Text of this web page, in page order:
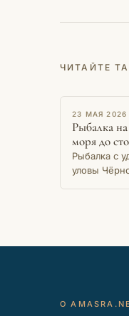
ЧИТАЙТЕ
ОЧЕРК
23 МАЯ 2026
Рыбалка
моря до
Рыбалка с
уловы
О